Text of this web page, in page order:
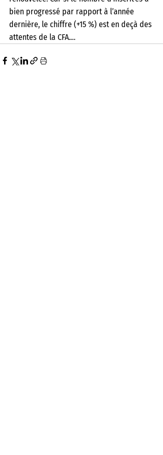
bien progressé par rapport à l’année
dernière, le chiffre (+15 %) est en deçà des
attentes de la CFA.…